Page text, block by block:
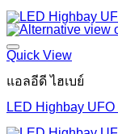
Quick View
แอลอีดี ไฮเบย์
LED Highbay